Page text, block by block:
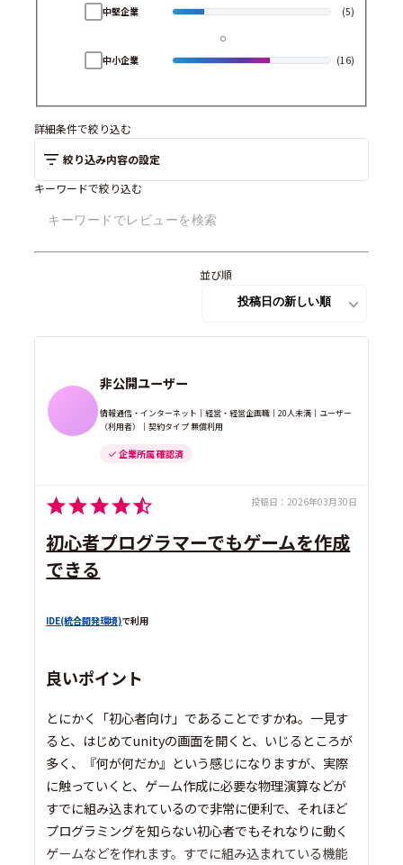
中堅企業 (5)
中小企業 (16)
詳細条件で絞り込む
絞り込み内容の設定
キーワードで絞り込む
並び順
非公開ユーザー
情報通信・インターネット｜経営・経営企画職｜20人未満｜ユーザー
（利用者）｜契約タイプ 無償利用
企業所属 確認済
投稿日： 2026年03月30日
初心者プログラマーでもゲームを作成
できる
IDE(統合開発環境)で利用
良いポイント
とにかく「初心者向け」であることですかね。一見す
ると、はじめてunityの画面を開くと、いじるところが
多く、『何が何だか』という感じになりますが、実際
に触っていくと、ゲーム作成に必要な物理演算などが
すでに組み込まれているので非常に便利で、それほど
プログラミングを知らない初心者でもそれなりに動く
ゲームなどを作れます。すでに組み込まれている機能